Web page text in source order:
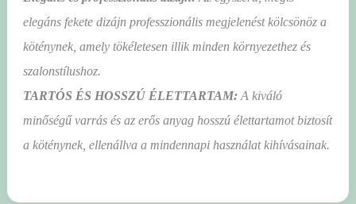
elegáns fekete dizájn professzionális megjelenést kölcsönöz a
köténynek, amely tökéletesen illik minden környezethez és
szalonstílushoz.
TARTÓS ÉS HOSSZÚ ÉLETTARTAM: A kiváló
minőségű varrás és az erős anyag hosszú élettartamot biztosít
a köténynek, ellenállva a mindennapi használat kihívásainak.